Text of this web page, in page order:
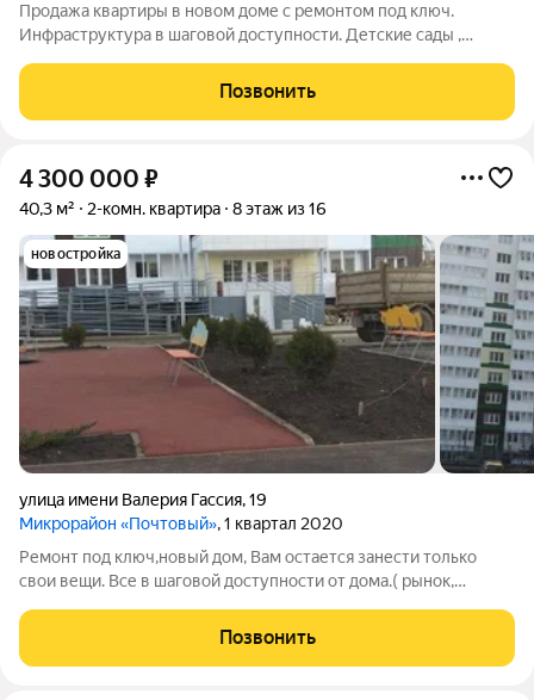
Продажа квартиры в новом доме с ремонтом под ключ.
Инфраструктура в шаговой доступности. Детские сады ,
форма оплаты. Звоните, я отвечу на все ваши вопросы.
Позвонить
4 300 000 ₽
40,3 м² 2-комн. квартира 8 этаж из 16
новостройка
улица имени Валерия Гассия,19
Микрорайон «Почтовый», 1 квартал 2020
Ремонт под ключ,новый дом, Вам остается занести только
свои вещи. Все в шаговой доступности от дома.( рынок,
Позвонить